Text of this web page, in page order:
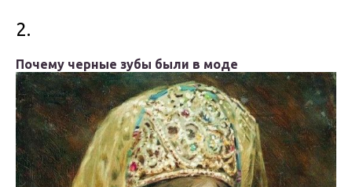
2.
Почему черные зубы были в моде